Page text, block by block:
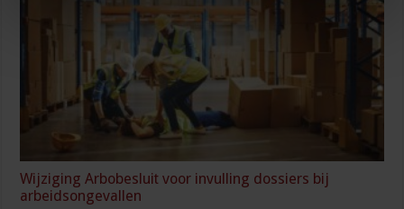
Wijziging Arbobesluit voor invulling dossiers bij
arbeidsongevallen